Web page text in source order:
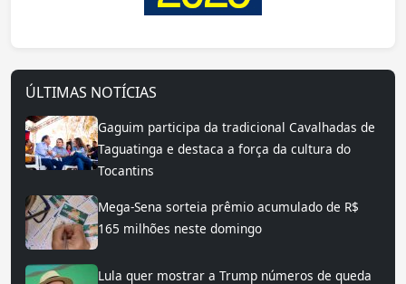
ÚLTIMAS NOTÍCIAS
Gaguim participa da tradicional Cavalhadas de
Taguatinga e destaca a força da cultura do
Tocantins
Mega-Sena sorteia prêmio acumulado de R$
165 milhões neste domingo
Lula quer mostrar a Trump números de queda